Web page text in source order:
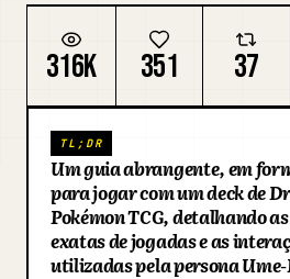
Prompts
Preços
Baixar
Blog
316K 351 37
TL;DR
Um guia abrangente, em
para jogar com um deck de
Pokémon TCG, detalhando
exatas de jogadas e as
utilizadas pela persona